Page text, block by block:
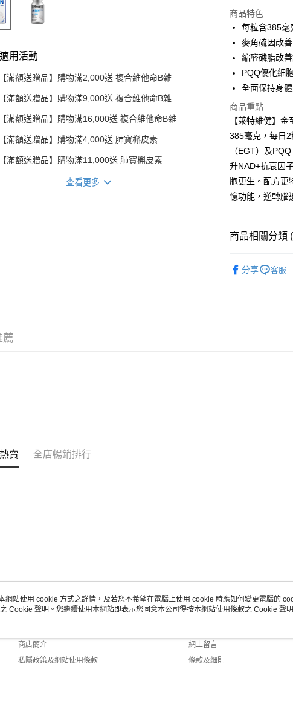
用活動
【滿額送贈品】購物滿2,000送 複合維他命B雜
【滿額送贈品】購物滿9,000送 複合維他命B雜
【滿額送贈品】購物滿16,000送 複合維他命B雜
【滿額送贈品】購物滿4,000送 肺寶槲皮素
【滿額送贈品】購物滿11,000送 肺寶槲皮素
查看更多
WeChat Pay
其他轉帳方式
相關說明
【貨到付款】由
注意「順豐智能
號碼或銀行號碼
169818283 戶口
WhatsApp：
順豐快遞
每筆HK$50.00
商品特色
每粒含385毫
麥角硫因改
縮醛磷脂改
PQQ優化細
全面保持身
商品重點
【萊特維健】
385毫克，每日
（EGT）及
升NAD+抗衰因
胞更生。配方更
憶功能，逆轉腦
商品相關分類
分享 客服
薦
賣 全店暢銷排行
關於我們
商店簡介
私隱政策及網站使用條款
客戶服務
網上留言
條款及細則
網站使用 cookie 方式之詳情，及若您不希望在電腦上使用 cookie 時應如何變更電腦的
之 Cookie 聲明。您繼續使用本網站即表示您同意本公司得按本網站使用條款之 Cookie 聲